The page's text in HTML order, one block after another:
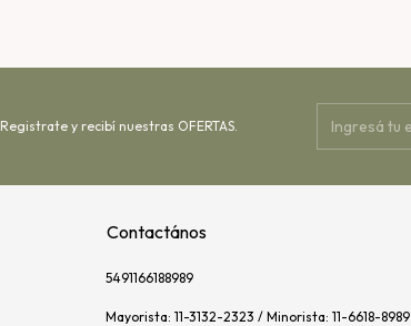
Registrate y recibí nuestras OFERTAS.
Contactános
5491166188989
Mayorista: 11-3132-2323 / Minorista: 11-6618-8989